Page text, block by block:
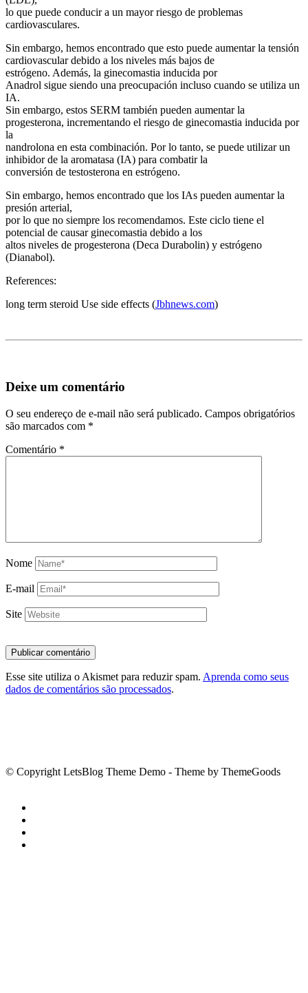
lo que puede conducir a un mayor riesgo de problemas
cardiovasculares.
Sin embargo, hemos encontrado que esto puede aumentar la tensión
cardiovascular debido a los niveles más bajos de
estrógeno. Además, la ginecomastia inducida por
Anadrol sigue siendo una preocupación incluso cuando se utiliza un
IA.
Sin embargo, estos SERM también pueden aumentar la
progesterona, incrementando el riesgo de ginecomastia inducida por
la
nandrolona en esta combinación. Por lo tanto, se puede utilizar un
inhibidor de la aromatasa (IA) para combatir la
conversión de testosterona en estrógeno.
Sin embargo, hemos encontrado que los IAs pueden aumentar la
presión arterial,
por lo que no siempre los recomendamos. Este ciclo tiene el
potencial de causar ginecomastia debido a los
altos niveles de progesterona (Deca Durabolin) y estrógeno
(Dianabol).
References:
long term steroid Use side effects (Jbhnews.com)
Deixe um comentário
O seu endereço de e-mail não será publicado. Campos obrigatórios
são marcados com *
Comentário *
Nome
E-mail
Site
Esse site utiliza o Akismet para reduzir spam. Aprenda como seus
dados de comentários são processados.
© Copyright LetsBlog Theme Demo - Theme by ThemeGoods